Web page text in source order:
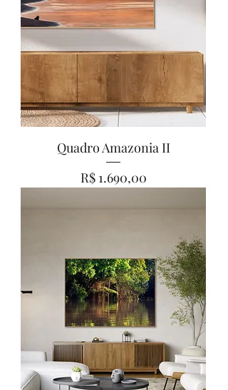
Quadro Amazonia II
Preço
R$ 1.690,00